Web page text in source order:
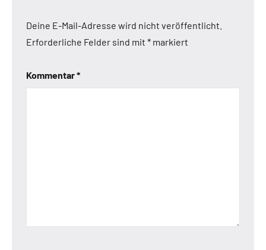
Zierzaun
Deine E-Mail-Adresse wird nicht veröffentlicht.
Erforderliche Felder sind mit * markiert
Kommentar*